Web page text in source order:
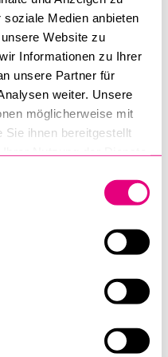
Medien anbieten
Website zu
Informationen zu Ihrer
unsere Partner für
weiter. Unsere
möglicherweise mit
Sie ihnen bereitgestellt
SIE SICH ANMELDEN?
seinen Eltern scheiden
wer bestimmt das?
Neuguineas in den
Ethnologinnen und
beeinflussen
in
Holocaust